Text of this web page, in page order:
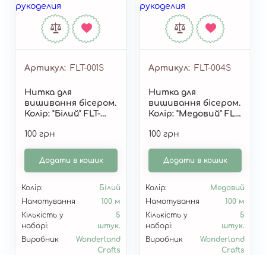
Артикул FLT-001S
Нитка для
вишивання бісером.
Колір: "Білий" FLT-
100 грн
Додати в кошик
Колір:
Білий
Намотування
100 м
Кількість у
наборі:
5
штук.
Виробник
Wonderland
Crafts
Артикул FLT-004S
Нитка для
вишивання бісером.
Колір: "Медовий" FLT-
100 грн
Додати в кошик
Колір:
Медовий
Намотування
100 м
Кількість у
наборі:
5
штук.
Виробник
Wonderland
Crafts